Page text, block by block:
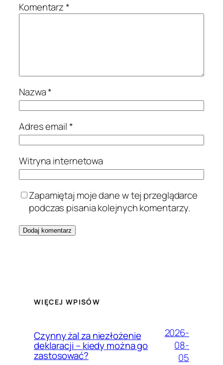
Komentarz*
Nazwa*
Adres email*
Witryna internetowa
Zapamiętaj moje dane w tej przeglądarce
podczas pisania kolejnych komentarzy.
WIĘCEJ WPISÓW
Czynny żal za niezłożenie
deklaracji – kiedy można go
zastosować?
2026-
08-
05